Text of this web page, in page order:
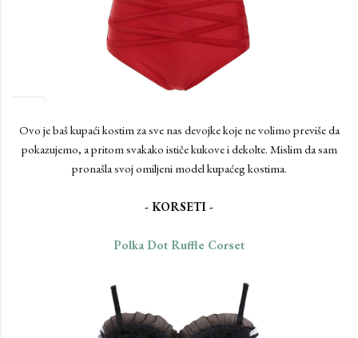
Ovo je baš kupaći kostim za sve nas devojke koje ne volimo previše da
pokazujemo, a pritom svakako ističe kukove i dekolte. Mislim da sam
pronašla svoj omiljeni model kupaćeg kostima.
- KORSETI -
Polka Dot Ruffle Corset